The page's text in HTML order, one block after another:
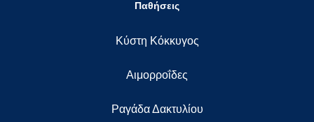
Παθήσεις
Κύστη Κόκκυγος
Αιμορροΐδες
Ραγάδα Δακτυλίου